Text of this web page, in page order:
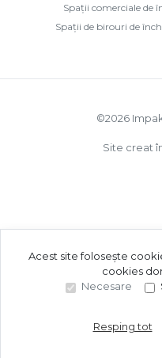
Sună acum
Spații comerciale de
Spații de birouri de
©2026
Site creat
Acest site folosește
cookies
Necesare
Resping tot